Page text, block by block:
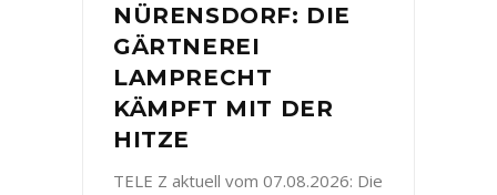
NÜRENSDORF: DIE
GÄRTNEREI
LAMPRECHT
KÄMPFT MIT DER
HITZE
TELE Z aktuell vom 07.08.2026: Die